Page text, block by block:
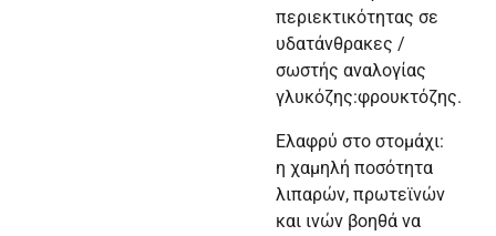
περιεκτικότητας σε
υδατάνθρακες /
σωστής αναλογίας
γλυκόζης:φρουκτόζης.
Ελαφρύ στο στομάχι:
η χαμηλή ποσότητα
λιπαρών, πρωτεϊνών
και ινών βοηθά να